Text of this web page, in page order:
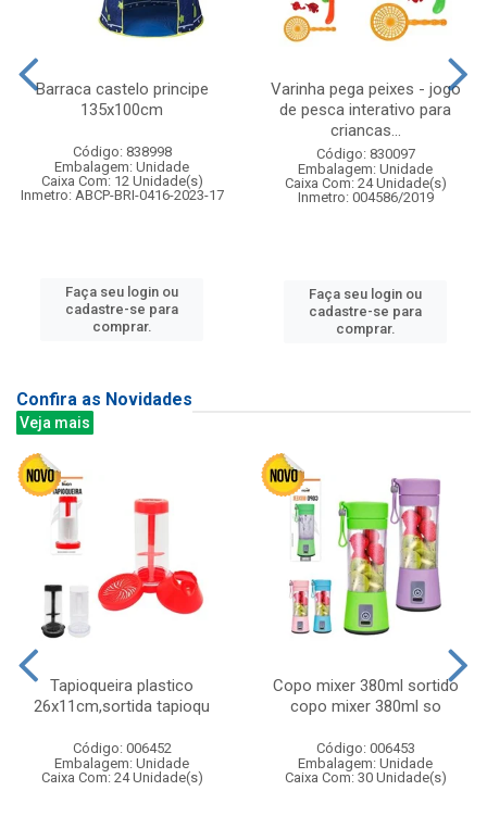
Barraca castelo principe
135x100cm
Código: 838998
Embalagem: Unidade
Caixa Com: 12 Unidade(s)
Inmetro: ABCP-BRI-0416-2023-17
Faça seu login ou
cadastre-se para
comprar.
Varinha pega peixes - jogo
de pesca interativo para
criancas...
Código: 830097
Embalagem: Unidade
Caixa Com: 24 Unidade(s)
Inmetro: 004586/2019
Faça seu login ou
cadastre-se para
comprar.
Confira as Novidades
Veja mais
Tapioqueira plastico
26x11cm,sortida tapioqu
Código: 006452
Embalagem: Unidade
Caixa Com: 24 Unidade(s)
Copo mixer 380ml sortido
copo mixer 380ml so
Código: 006453
Embalagem: Unidade
Caixa Com: 30 Unidade(s)